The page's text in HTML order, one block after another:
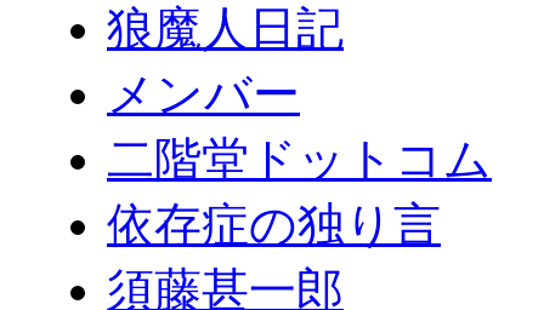
狼魔人日記
メンバー
二階堂ドットコム
依存症の独り言
須藤甚一郎